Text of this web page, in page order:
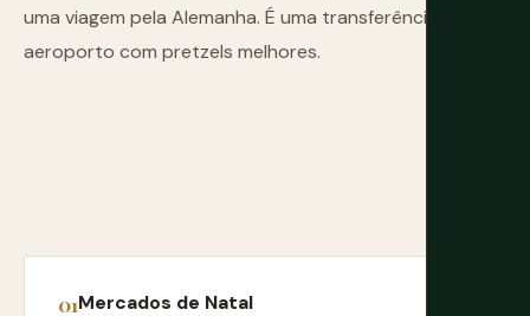
uma viagem pela Alemanha. É uma transferência de
aeroporto com pretzels melhores.
Mercados de Natal